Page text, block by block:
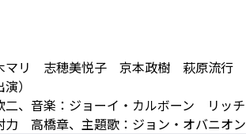
リ 志穂美悦子 京本政樹 萩原流行
）
、音楽：ジョーイ・カルボーン リッチ
力 高橋章、主題歌：ジョン・オバニオン